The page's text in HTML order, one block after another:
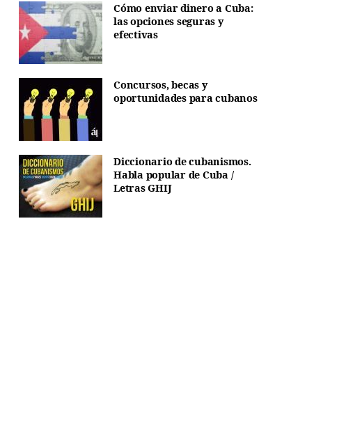
Cómo enviar dinero a Cuba:
las opciones seguras y
efectivas
Concursos, becas y
oportunidades para cubanos
Diccionario de cubanismos.
Habla popular de Cuba /
Letras GHIJ